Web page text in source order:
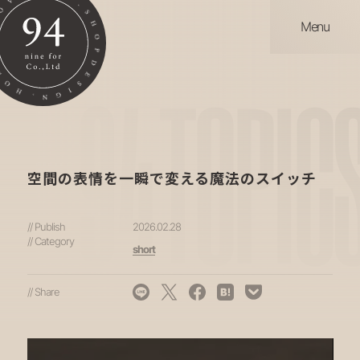
Menu
94
空間の表情を一瞬で変える魔法のスイッチ
// Publish
2026.02.28
// Category
short
// Share